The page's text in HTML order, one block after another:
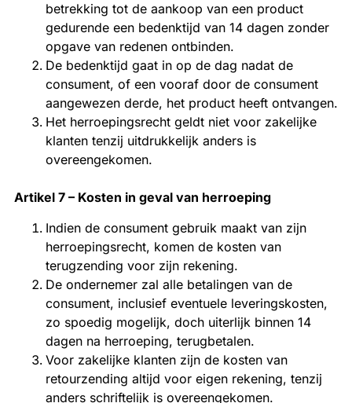
betrekking tot de aankoop van een product
gedurende een bedenktijd van 14 dagen zonder
opgave van redenen ontbinden.
De bedenktijd gaat in op de dag nadat de
consument, of een vooraf door de consument
aangewezen derde, het product heeft ontvangen.
Het herroepingsrecht geldt niet voor zakelijke
klanten tenzij uitdrukkelijk anders is
overeengekomen.
Artikel 7 – Kosten in geval van herroeping
Indien de consument gebruik maakt van zijn
herroepingsrecht, komen de kosten van
terugzending voor zijn rekening.
De ondernemer zal alle betalingen van de
consument, inclusief eventuele leveringskosten,
zo spoedig mogelijk, doch uiterlijk binnen 14
dagen na herroeping, terugbetalen.
Voor zakelijke klanten zijn de kosten van
retourzending altijd voor eigen rekening, tenzij
anders schriftelijk is overeengekomen.